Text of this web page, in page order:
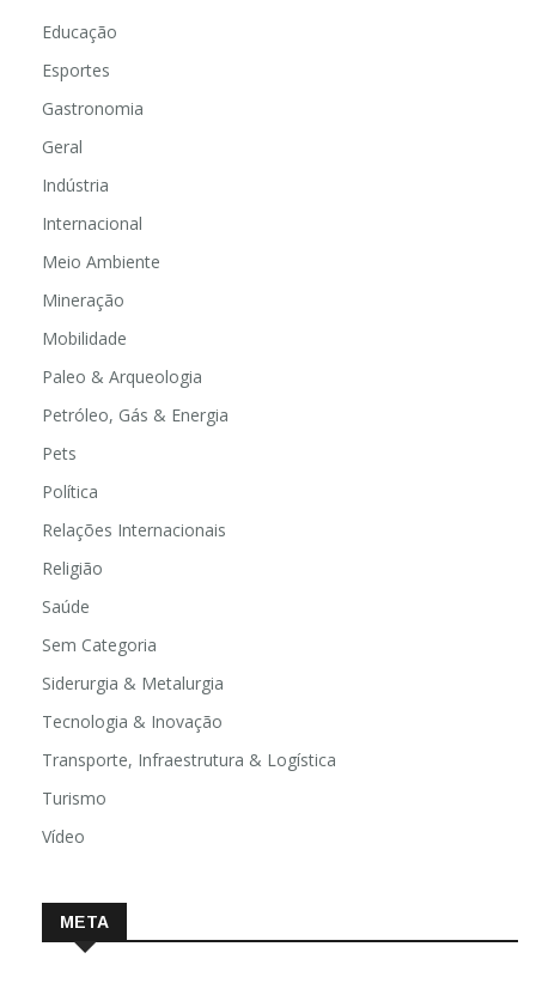
Educação
Esportes
Gastronomia
Geral
Indústria
Internacional
Meio Ambiente
Mineração
Mobilidade
Paleo & Arqueologia
Petróleo, Gás & Energia
Pets
Política
Relações Internacionais
Religião
Saúde
Sem Categoria
Siderurgia & Metalurgia
Tecnologia & Inovação
Transporte, Infraestrutura & Logística
Turismo
Vídeo
META